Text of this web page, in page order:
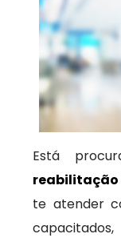
Está
te atender